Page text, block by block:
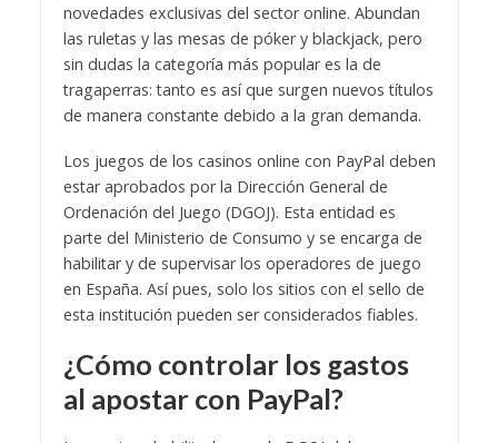
novedades exclusivas del sector online. Abundan
las ruletas y las mesas de póker y blackjack, pero
sin dudas la categoría más popular es la de
tragaperras: tanto es así que surgen nuevos títulos
de manera constante debido a la gran demanda.
Los juegos de los casinos online con PayPal deben
estar aprobados por la Dirección General de
Ordenación del Juego (DGOJ). Esta entidad es
parte del Ministerio de Consumo y se encarga de
habilitar y de supervisar los operadores de juego
en España. Así pues, solo los sitios con el sello de
esta institución pueden ser considerados fiables.
¿Cómo controlar los gastos
al apostar con PayPal?